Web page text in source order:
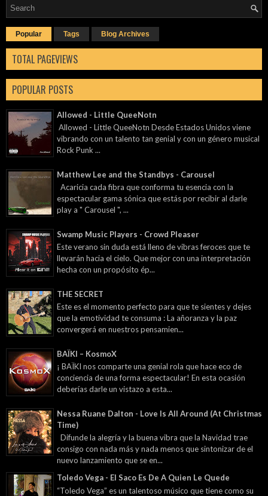
Popular Tags Blog Archives
TOTAL PAGEVIEWS
POPULAR POSTS
Allowed - Little QueeNotn
Allowed - Little QueeNotn Desde Estados Unidos viene
vibrando con un talento tan genial y con un género musical
Rock Punk ...
Matthew Lee and the Standbys - Carousel
Acaricia cada fibra que conforma tu esencia con la
espectacular gama sónica que estás por recibir al darle
play a " Carousel ", ...
Swamp Music Players - Crowd Pleaser
Este verano sin duda está lleno de vibras feroces que te
llevarán hacia el cielo. Que mejor con una interpretación
hecha con un propósito ép...
THE SECRET
Este es el momento perfecto para que te sientes y dejes
que la emotividad te consuma : La añoranza y la paz
convergerá en nuestros pensamien...
BAÏKI – KosmoX
¡ BAÏKI nos comparte una genial rola que hace eco de
conciencia de una forma espectacular! En esta ocasión
deberías darle un vistazo a esta...
Nessa Ruane Dalton - Love Is All Around (At Christmas
Time)
Difunde la alegría y la buena vibra que la Navidad trae
consigo con nada más y nada menos que sintonizar de el
nuevo lanzamiento que se en...
Toledo Vega - El Saco Es De A Quien Le Quede
“Toledo Vega” es un talentoso músico que tiene como su